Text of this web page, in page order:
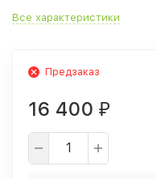
Все характеристики
Предзаказ
16 400 ₽